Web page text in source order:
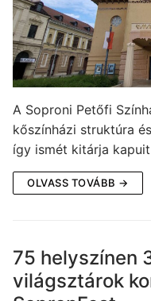
A Soproni Petőfi
kőszínházi struktúra
így ismét kitárja
OLVASS TOVÁBB →
75 helyszínen
világsztárok